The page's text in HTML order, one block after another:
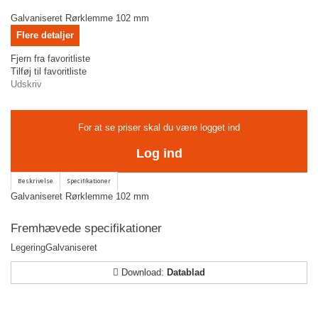
Galvaniseret Rørklemme 102 mm
Flere detaljer
Fjern fra favoritliste
Tilføj til favoritliste
Udskriv
For at se priser skal du være logget ind
Log ind
Galvaniseret Rørklemme 102 mm
Fremhævede specifikationer
LegeringGalvaniseret
Download: Datablad